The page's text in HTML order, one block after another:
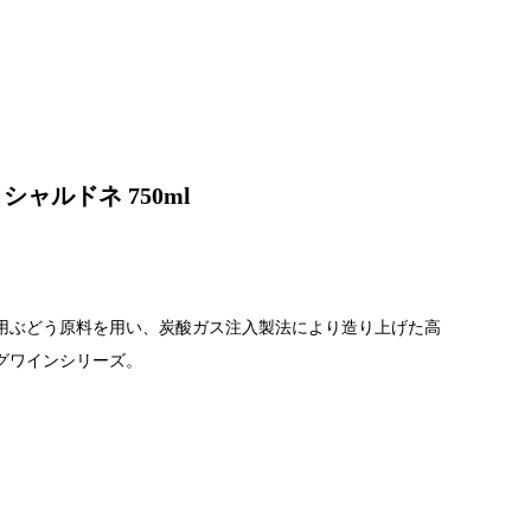
ャルドネ 750ml
どう原料を用い、炭酸ガス注入製法により造り上げた高
インシリーズ。